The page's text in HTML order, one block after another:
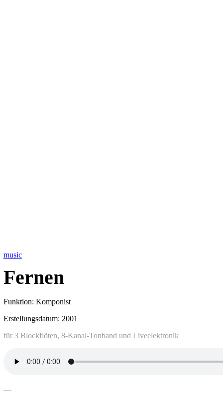
music
Fernen
Funktion: Komponist
Erstellungsdatum: 2001
für 3 Blockflöten, 8-Kanal-Tonband und Liveelektronik
—